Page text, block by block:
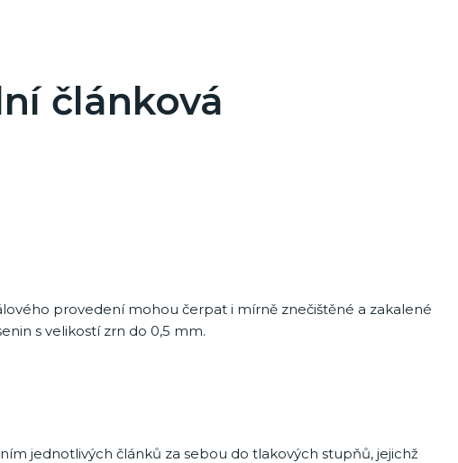
článková
provedení mohou čerpat i mírně znečištěné a zakalené
s velikostí zrn do 0,5 mm.
jednotlivých článků za sebou do tlakových stupňů, jejichž